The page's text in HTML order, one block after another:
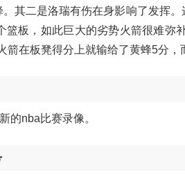
其二是洛瑞有伤在身影响了发挥
篮板，如此巨大的劣势火箭很难弥
在板凳得分上就输给了黄蜂5分，
的nba比赛录像。